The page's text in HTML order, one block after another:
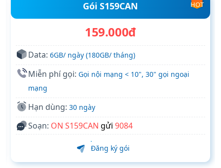
HOT
Gói S159CAN
159.000đ
Data: 6GB/ ngày (180GB/ tháng)
Miễn phí gọi: Gọi nội mạng < 10", 30" gọi ngoại
mạng
Hạn dùng: 30 ngày
Soạn: ON S159CAN gửi 9084
Đăng ký gói